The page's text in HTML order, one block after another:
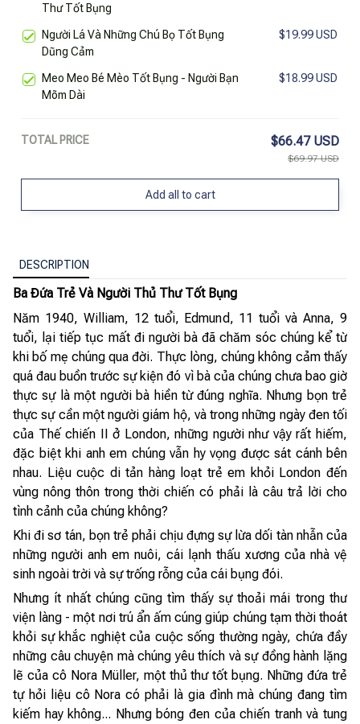
Thư Tốt Bụng
Người Lá Và Những Chú Bọ Tốt Bụng
Dũng Cảm
$19.99 USD
Meo Meo Bé Mèo Tốt Bụng - Người Bạn
Mõm Dài
$18.99 USD
TOTAL PRICE $66.47 USD
$69.97 USD
Add all to cart
DESCRIPTION
Ba Đứa Trẻ Và Người Thủ Thư Tốt Bụng
Năm 1940, William, 12 tuổi, Edmund, 11 tuổi và Anna, 9
tuổi, lại tiếp tục mất đi người bà đã chăm sóc chúng kể từ
khi bố mẹ chúng qua đời. Thực lòng, chúng không cảm thấy
quá đau buồn trước sự kiện đó vì bà của chúng chưa bao giờ
thực sự là một người bà hiền từ đúng nghĩa. Nhưng bọn trẻ
thực sự cần một người giám hộ, và trong những ngày đen tối
của Thế chiến II ở London, những người như vậy rất hiếm,
đặc biệt khi anh em chúng vẫn hy vọng được sát cánh bên
nhau. Liệu cuộc di tản hàng loạt trẻ em khỏi London đến
vùng nông thôn trong thời chiến có phải là câu trả lời cho
tình cảnh của chúng không?
Khi đi sơ tán, bọn trẻ phải chịu đựng sự lừa dối tàn nhẫn của
những người anh em nuôi, cái lạnh thấu xương của nhà vệ
sinh ngoài trời và sự trống rỗng của cái bụng đói.
Nhưng ít nhất chúng cũng tìm thấy sự thoải mái trong thư
viện làng - một nơi trú ẩn ấm cúng giúp chúng tạm thời thoát
khỏi sự khắc nghiệt của cuộc sống thường ngày, chứa đầy
những câu chuyện mà chúng yêu thích và sự đồng hành lặng
lẽ của cô Nora Müller, một thủ thư tốt bụng. Những đứa trẻ
tự hỏi liệu cô Nora có phải là gia đình mà chúng đang tìm
kiếm hay không... Nhưng bóng đen của chiến tranh và tung